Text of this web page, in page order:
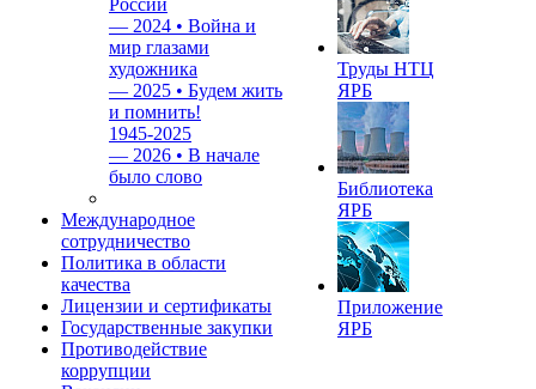
России
— 2024 • Война и
мир глазами
художника
— 2025 • Будем жить
и помнить!
1945-2025
— 2026 • В начале
было слово
Международное
сотрудничество
Политика в области
качества
Лицензии и сертификаты
Государственные закупки
Противодействие
коррупции
Труды НТЦ
ЯРБ
Библиотека
ЯРБ
Приложение
ЯРБ